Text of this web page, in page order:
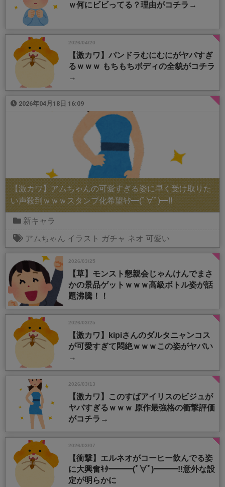
ｗ何にビビってる？理由がコチラ→
2026/04/20
【激カワ】パンドラむにむにがヤバすぎ
るｗｗｗ もちもちボディの全貌がコチラ
→
2026年04月18日 16:09
【激カワ】アムちゃんの可愛すぎる姿に早く受け取りた
い声殺到ｗｗｗスタンプ化希望ｷﾀ━(ﾟ∀ﾟ)━!!
新キャラ
アムちゃん イラスト ガチャ ネオ 可愛い
2026/03/25
【草】モンスト懇親会じゃんけんでまさ
かの景品ゲットｗｗｗ高級ボトル姿が話
題沸騰！！
2026/03/25
【激カワ】kipiさんのダルタニャンコス
が可愛すぎて悶絶ｗｗｗこの姿がヤバい
→
2026/03/13
【激カワ】このすばアイリスのビジュが
ヤバすぎるｗｗｗ 原作最強格の衝撃評価
がコチラ→
2026/03/07
【衝撃】エルネオがコーヒー飲んでる姿
に大興奮ｷﾀ━━━(ﾟ∀ﾟ)━━━!!意外な設
定が明らかに